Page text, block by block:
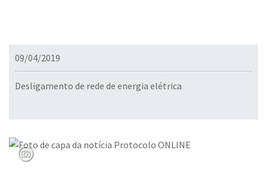
09/04/2019
Desligamento de rede de energia elétrica